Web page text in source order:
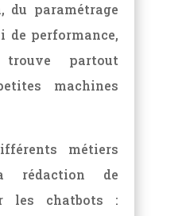
du paramétrage
de performance,
partout
machines
métiers
rédaction de
les chatbots :